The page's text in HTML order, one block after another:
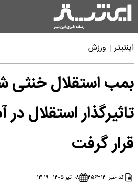
اینتیتر ورزش
بمب استقلال خنثی
تاثیرگذار استقلال
قرار گرفت
کد خبر :۴۵۶۳۱۴ ۰۸ تیر ۱۴۰۵ - ۱۳:۱۹